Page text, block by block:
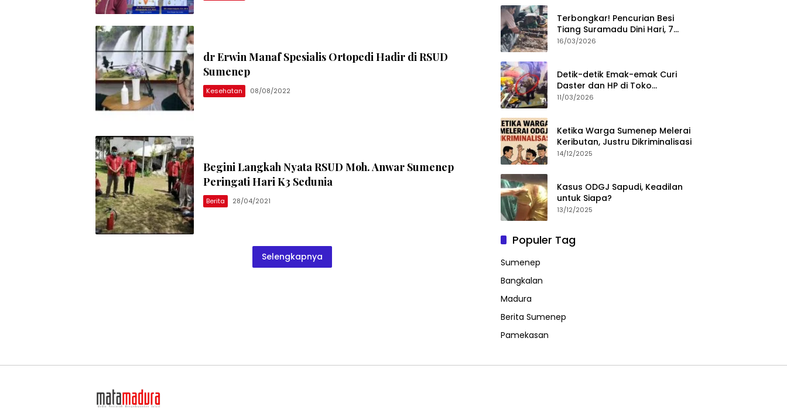
dr Erwin Manaf Spesialis Ortopedi Hadir di RSUD
Sumenep
Kesehatan 08/08/2022
Begini Langkah Nyata RSUD Moh. Anwar Sumenep
Peringati Hari K3 Sedunia
Berita 28/04/2021
Selengkapnya
Terbongkar! Pencurian Besi
Tiang Suramadu Dini Hari, 7
ABK Ditangkap Polisi
16/03/2026
Detik-detik Emak-emak Curi
Daster dan HP di Toko
Sumenep, Aksi Terekam CCTV
11/03/2026
Ketika Warga Sumenep Melerai
Keributan, Justru Dikriminalisasi
14/12/2025
Kasus ODGJ Sapudi, Keadilan
untuk Siapa?
13/12/2025
Populer Tag
Sumenep
Bangkalan
Madura
Berita Sumenep
Pamekasan